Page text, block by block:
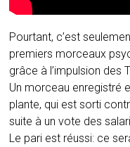
Pourtant, c’est
premiers morceaux
grâce à l’impulsion des
Un morceau enregistré
plante, qui est sorti
suite à un vote des
Le pari est réussi: ce